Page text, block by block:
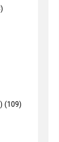
(109)